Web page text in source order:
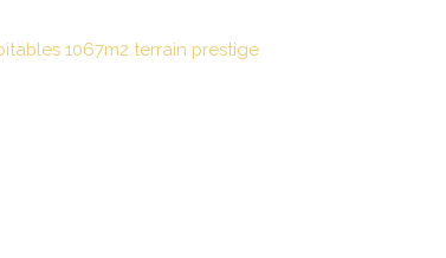
1067m2 terrain prestige